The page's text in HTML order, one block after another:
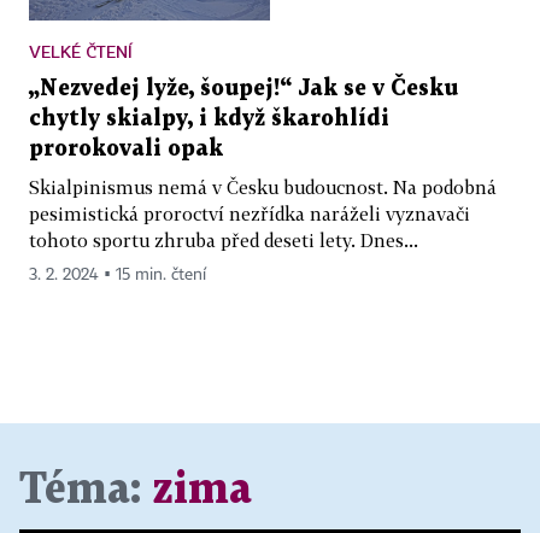
VELKÉ ČTENÍ
„Nezvedej lyže, šoupej!“ Jak se v Česku
chytly skialpy, i když škarohlídi
prorokovali opak
Skialpinismus nemá v Česku budoucnost. Na podobná
pesimistická proroctví nezřídka naráželi vyznavači
tohoto sportu zhruba před deseti lety. Dnes...
3. 2. 2024 ▪ 15 min. čtení
Téma: zima